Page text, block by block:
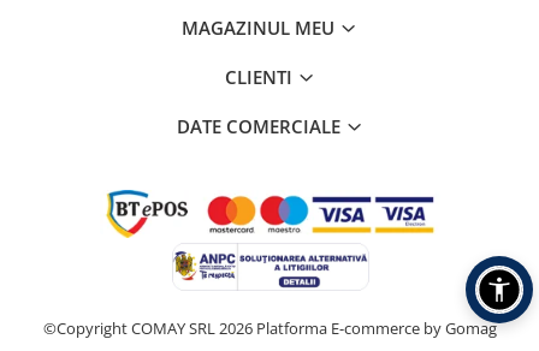
MAGAZINUL MEU
CLIENTI
DATE COMERCIALE
©Copyright COMAY SRL 2026 Platforma E-commerce by Gomag